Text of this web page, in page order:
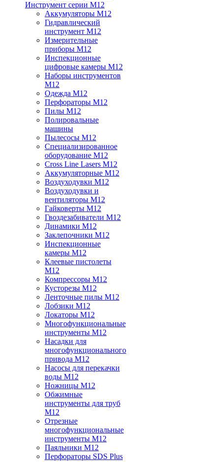
Инструмент серии M12
Аккумуляторы M12
Гидравлический
инструмент M12
Измерительные
приборы M12
Инспекционные
цифровые камеры M12
Наборы инструментов
M12
Одежда M12
Перфораторы M12
Пилы M12
Полировальные
машины
Пылесосы M12
Специализированное
оборудование M12
Cross Line Lasers M12
Аккумуляторные M12
Воздуходувки M12
Воздуходувки и
вентиляторы M12
Гайковерты M12
Гвоздезабиватели M12
Динамики M12
Заклепочники M12
Инспекционные
камеры M12
Клеевые пистолеты
M12
Компрессоры M12
Кусторезы M12
Ленточные пилы M12
Лобзики M12
Локаторы M12
Многофункциональные
инструменты M12
Насадки для
многофункционального
привода M12
Насосы для перекачки
воды M12
Ножницы M12
Обжимные
инструменты для труб
M12
Отрезные
многофункциональные
инструменты M12
Паяльники M12
Перфораторы SDS Plus